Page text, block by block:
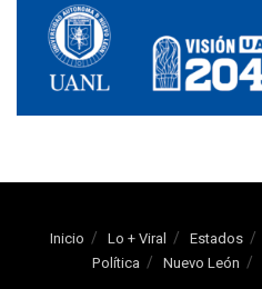
Inicio Lo + Viral Estados
Política
Nuevo León